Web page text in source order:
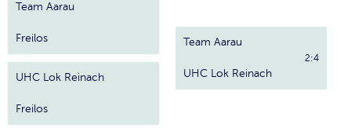
Team Aarau
Freilos
UHC Lok Reinach
Freilos
Team Aarau
UHC Lok Reinach
2:4